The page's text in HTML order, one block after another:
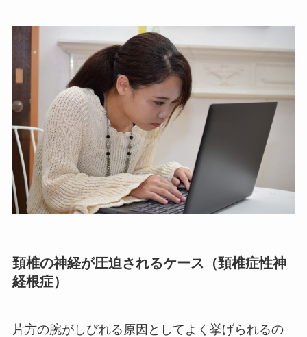
頚椎の神経が圧迫されるケース（頚椎症性神
経根症）
片方の腕がしびれる原因としてよく挙げられるの